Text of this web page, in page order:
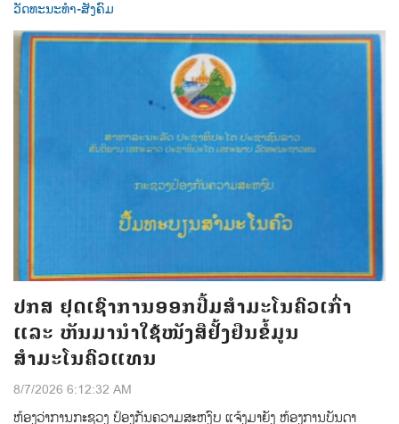
ວັດທະນະທຳ-ສັງຄົມ
ປກສ ຢຸດເຊົາການອອກປື້ມສຳມະໂນຄົວເກົ່າ
ແລະ ຫັນມານຳໃຊ້ໜັງສືຢັ້ງຢືນຂໍ້ມູນ
ສຳມະໂນຄົວແທນ
8/7/2026 6:12:32 AM
ຫ້ອງວ່າການກະຊວງ ປ້ອງກັນຄວາມສະຫງົບ ແຈ້ງມາຍັງ ຫ້ອງການບັນດາ